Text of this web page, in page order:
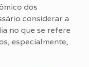
dos
considerar a
no que se refere
especialmente,